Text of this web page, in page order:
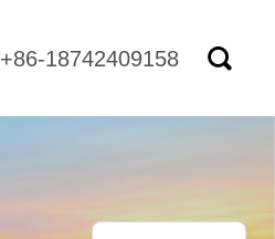
+86-18742409158 